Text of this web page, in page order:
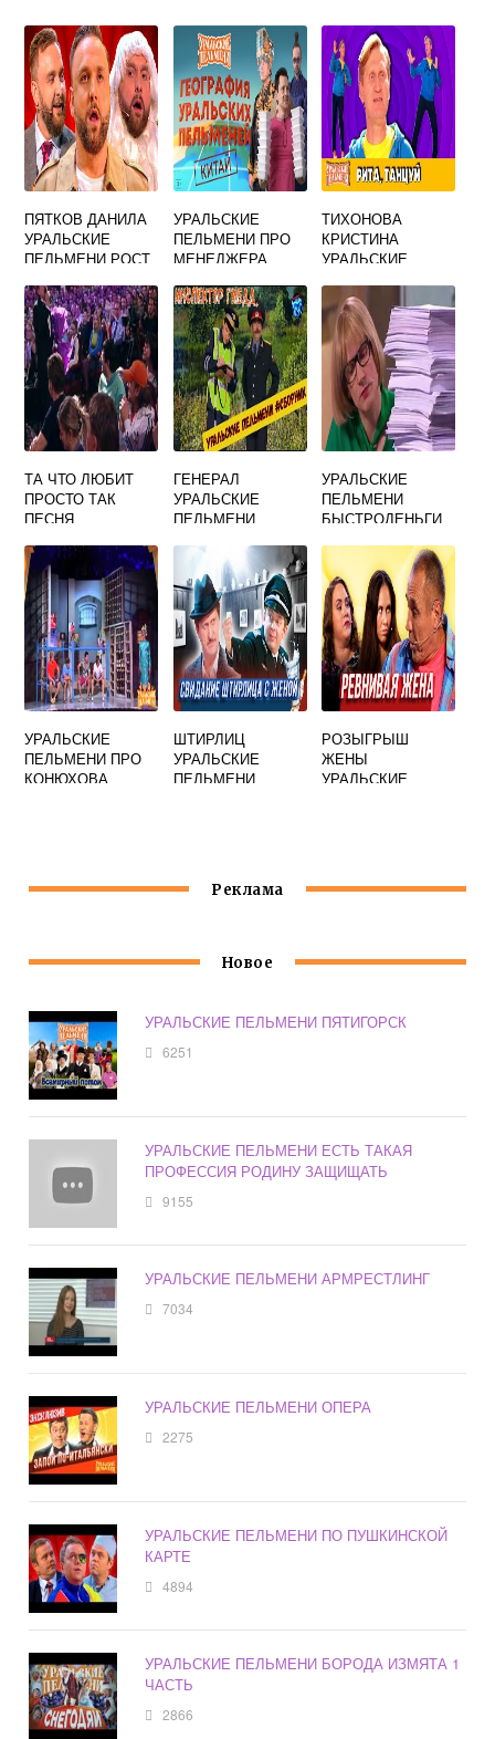
ПЯТКОВ ДАНИЛА
УРАЛЬСКИЕ
ПЕЛЬМЕНИ РОСТ
УРАЛЬСКИЕ
ПЕЛЬМЕНИ ПРО
МЕНЕДЖЕРА
ТИХОНОВА
КРИСТИНА
УРАЛЬСКИЕ
ТА ЧТО ЛЮБИТ
ПРОСТО ТАК
ПЕСНЯ
ПЕЛЬМЕНИ
ГЕНЕРАЛ
УРАЛЬСКИЕ
ПЕЛЬМЕНИ
УРАЛЬСКИЕ
ПЕЛЬМЕНИ
БЫСТРОДЕНЬГИ
УРАЛЬСКИЕ
ПЕЛЬМЕНИ ПРО
КОНЮХОВА
ШТИРЛИЦ
УРАЛЬСКИЕ
ПЕЛЬМЕНИ
РОЗЫГРЫШ
ЖЕНЫ
УРАЛЬСКИЕ
Реклама
Новое
УРАЛЬСКИЕ ПЕЛЬМЕНИ ПЯТИГОРСК
6251
УРАЛЬСКИЕ ПЕЛЬМЕНИ ЕСТЬ ТАКАЯ
ПРОФЕССИЯ РОДИНУ ЗАЩИЩАТЬ
9155
УРАЛЬСКИЕ ПЕЛЬМЕНИ АРМРЕСТЛИНГ
7034
УРАЛЬСКИЕ ПЕЛЬМЕНИ ОПЕРА
2275
УРАЛЬСКИЕ ПЕЛЬМЕНИ ПО ПУШКИНСКОЙ
КАРТЕ
4894
УРАЛЬСКИЕ ПЕЛЬМЕНИ БОРОДА ИЗМЯТА 1
ЧАСТЬ
2866